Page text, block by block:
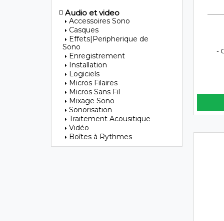
Audio et video
Accessoires Sono
Casques
Effets|Peripherique de
Sono
Enregistrement
Installation
Logiciels
Micros Filaires
Micros Sans Fil
Mixage Sono
Sonorisation
Traitement Acousitique
Vidéo
Boîtes à Rythmes
-